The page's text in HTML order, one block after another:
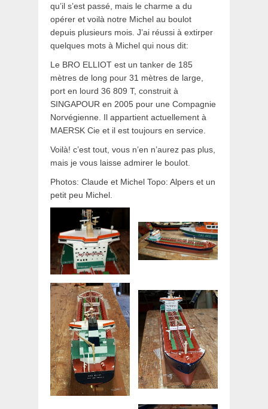
qu’il s’est passé, mais le charme a du
opérer et voilà notre Michel au boulot
depuis plusieurs mois. J’ai réussi à extirper
quelques mots à Michel qui nous dit:
Le BRO ELLIOT est un tanker de 185
mètres de long pour 31 mètres de large,
port en lourd 36 809 T, construit à
SINGAPOUR en 2005 pour une Compagnie
Norvégienne. Il appartient actuellement à
MAERSK Cie et il est toujours en service.
Voilà! c’est tout, vous n’en n’aurez pas plus,
mais je vous laisse admirer le boulot.
Photos: Claude et Michel Topo: Alpers et un
petit peu Michel.